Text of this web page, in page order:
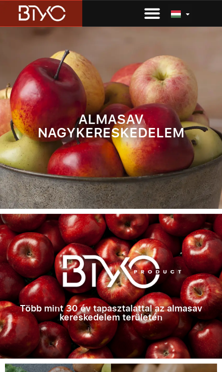
ALMASAV
NAGYKERESKEDELEM
Több mint 30 év tapasztalattal az almasav
kereskedelem területén